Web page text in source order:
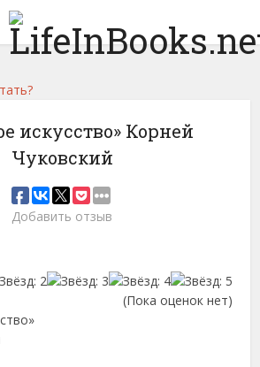
искусство» Корней
Чуковский
Добавить отзыв
(Пока оценок нет)